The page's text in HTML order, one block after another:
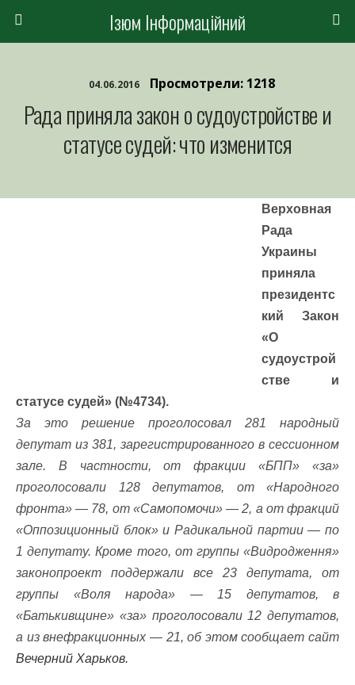
Ізюм Інформаційний
04.06.2016 Просмотрели: 1218
Рада приняла закон о судоустройстве и
статусе судей: что изменится
Верховная
Рада
Украины
приняла
президентс
кий Закон
«О
судоустрой
стве и
статусе судей» (№4734).
За это решение проголосовал 281 народный
депутат из 381, зарегистрированного в сессионном
зале. В частности, от фракции «БПП» «за»
проголосовали 128 депутатов, от «Народного
фронта» — 78, от «Самопомочи» — 2, а от фракций
«Оппозиционный блок» и Радикальной партии — по
1 депутату. Кроме того, от группы «Видродження»
законопроект поддержали все 23 депутата, от
группы «Воля народа» — 15 депутатов, в
«Батькивщине» «за» проголосовали 12 депутатов,
а из внефракционных — 21, об этом сообщает сайт
Вечерний Харьков.